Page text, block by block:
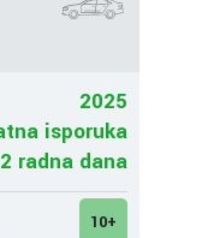
2025
isporuka
radna dana
10+